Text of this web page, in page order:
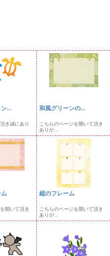
...
き誠にあり
和風グリーンの...
こちらのページを開いて頂き
ありが...
開いて頂き
縦のフレーム
こちらのページを開いて頂き
ありが...